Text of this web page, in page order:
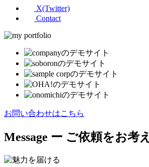
X(Twitter)
Contact
お問い合わせはこちら
Message ー ご依頼をお考